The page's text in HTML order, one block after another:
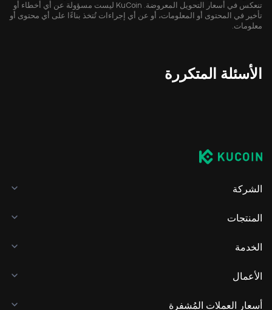
تنعكس في أسعار التحويل المعروضة. KuCoin ليست مسؤولة عن أي أخطاء أو
تأخير في المحتوى أو المعلومات، أو عن أي إجراءات تُتخذ بناءًا على أي محتوى أو
معلومات.
الأسئلة المتكررة
الشركة
المنتجات
الخدمة
الأعمال
أسعار العملات المُشفرة